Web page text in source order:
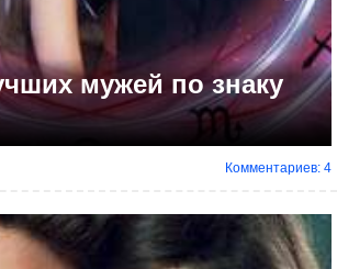
мужей по знаку
Комментариев: 4